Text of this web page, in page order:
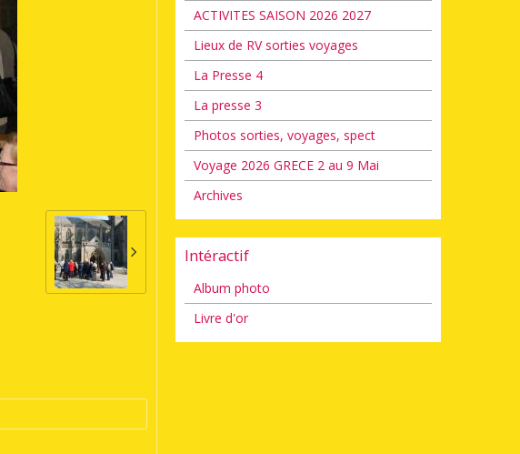
ACTIVITES SAISON 2026 2027
Lieux de RV sorties voyages
La Presse 4
La presse 3
Photos sorties, voyages, spect
Voyage 2026 GRECE 2 au 9 Mai
Archives
Intéractif
Album photo
Livre d'or